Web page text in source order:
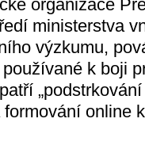
organizace
ministerstva
výzkumu,
k boji
online